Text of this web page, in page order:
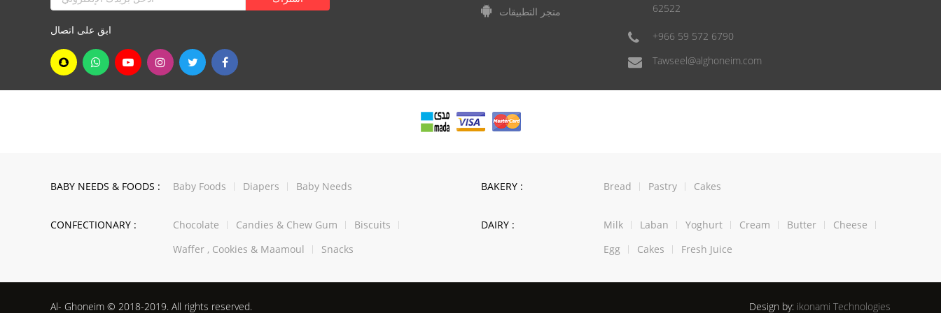
ابق على اتصال
متجر التطبيقات
62522
+966 59 572 6790
Tawseel@alghoneim.com
BABY NEEDS & FOODS : Baby Foods Diapers Baby Needs BAKERY : Bread Pastry Cakes
CONFECTIONARY : Chocolate Candies & Chew Gum
Biscuits
Waffer , Cookies & Maamoul
Snacks
DAIRY : Milk Laban Yoghurt Cream Butter
Cheese
Egg
Cakes Fresh Juice
Al- Ghoneim © 2018-2019. All rights reserved. Design by: ikonami Technologies